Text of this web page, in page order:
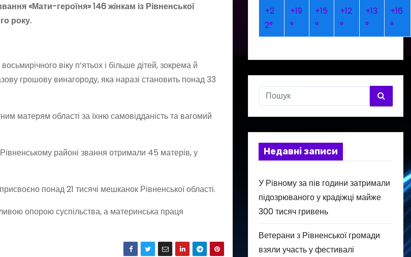
«Мати-героїня» 146 жінкам із Рівненської
року.
віку п’ятьох і більше дітей, зокрема й
грошову винагороду, яка наразі становить понад 33
матерям області за їхню самовідданість та вагомий
районі звання отримали 45 матерів, у
понад 21 тисячі мешканок Рівненської області.
опорою суспільства, а материнська праця
+2
2°
+19
°
+15
°
+12
°
+13
°
+16
°
Недавні записи
У Рівному за пів години затримали
підозрюваного у крадіжці майже
300 тисяч гривень
Ветерани з Рівненської громади
взяли участь у фестивалі